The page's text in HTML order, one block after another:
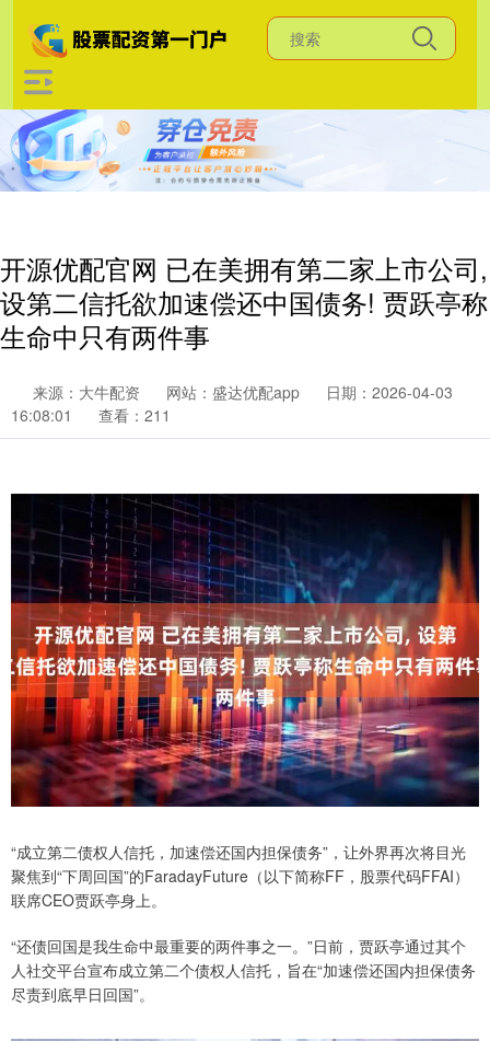
开源优配官网 已在美拥有第二家上市公司,
设第二信托欲加速偿还中国债务! 贾跃亭称
生命中只有两件事
来源：大牛配资 网站：盛达优配app
日期：2026-04-03
16:08:01
查看：211
“成立第二债权人信托，加速偿还国内担保债务”，让外界再次将目光
聚焦到“下周回国”的FaradayFuture（以下简称FF，股票代码FFAI）
联席CEO贾跃亭身上。
“还债回国是我生命中最重要的两件事之一。”日前，贾跃亭通过其个
人社交平台宣布成立第二个债权人信托，旨在“加速偿还国内担保债务
尽责到底早日回国”。